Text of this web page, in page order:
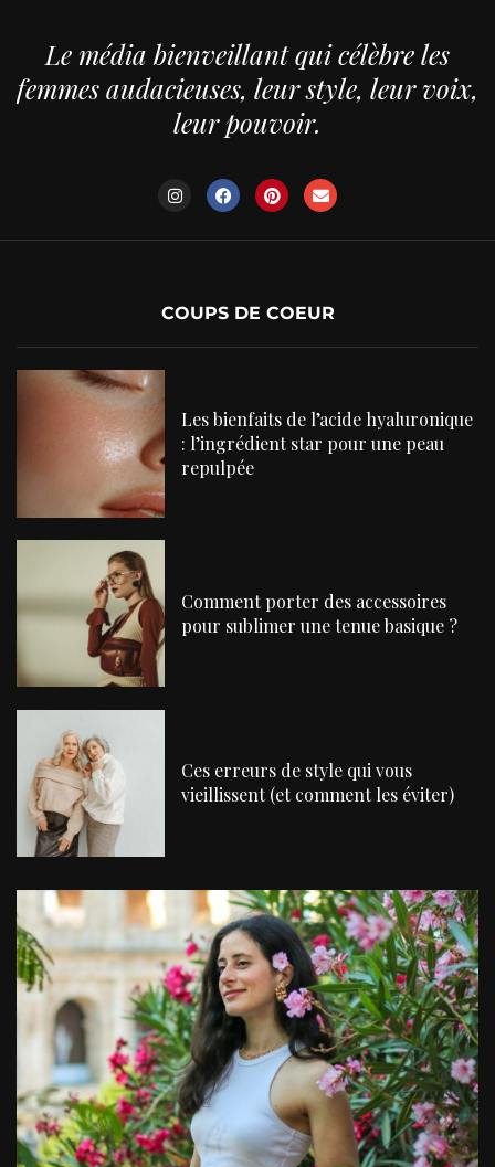
Le média bienveillant qui célèbre les
femmes audacieuses, leur style, leur voix,
leur pouvoir.
COUPS DE COEUR
Les bienfaits de l’acide hyaluronique
: l’ingrédient star pour une peau
repulpée
Comment porter des accessoires
pour sublimer une tenue basique ?
Ces erreurs de style qui vous
vieillissent (et comment les éviter)